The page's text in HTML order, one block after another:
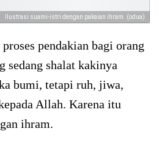
Ilustrasi suami-istri dengan pakaian ihram. (odua)
pendakian bagi orang
sedang shalat kakinya
bumi, tetapi ruh, jiwa,
Allah. Karena itu
ihram.